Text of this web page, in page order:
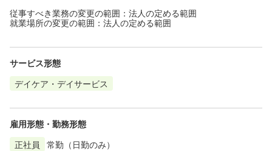
従事すべき業務の変更の範囲：法人の定める範囲
就業場所の変更の範囲：法人の定める範囲
サービス形態
デイケア・デイサービス
雇用形態・勤務形態
正社員
常勤（日勤のみ）